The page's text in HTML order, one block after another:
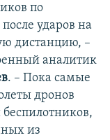
по
ударов на
дистанцию, –
аналитик
. – Пока самые
дронов
из